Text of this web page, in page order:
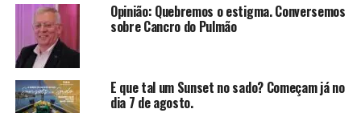
Opinião: Quebremos o estigma. Conversemos
sobre Cancro do Pulmão
E que tal um Sunset no sado? Começam já no
dia 7 de agosto.